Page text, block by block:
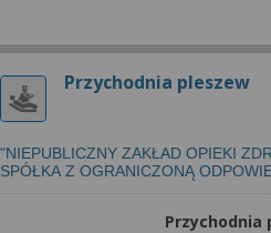
Przychodnia pleszew
"NIEPUBLICZNY ZAKŁAD OPIEKI
SPÓŁKA Z OGRANICZONĄ
Przychodnia